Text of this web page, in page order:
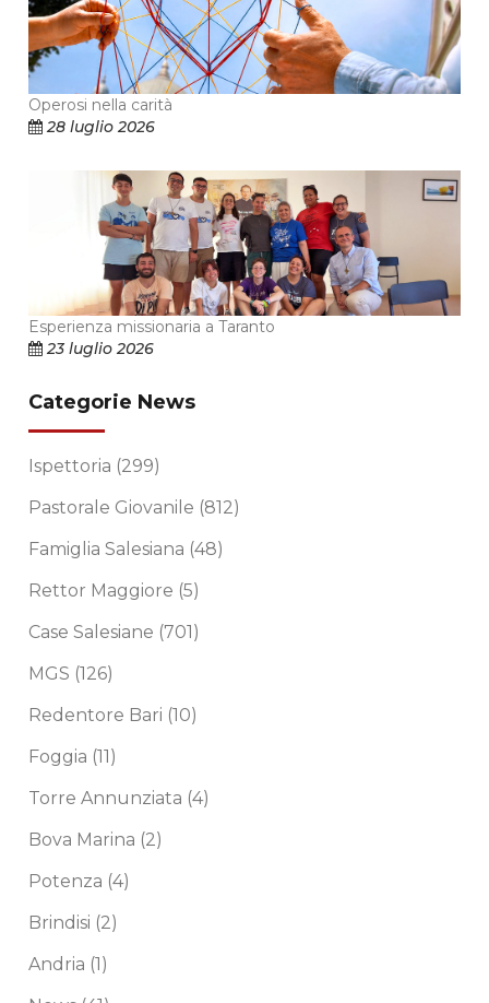
Operosi nella carità
28 luglio 2026
Esperienza missionaria a Taranto
23 luglio 2026
Categorie News
Ispettoria (299)
Pastorale Giovanile (812)
Famiglia Salesiana (48)
Rettor Maggiore (5)
Case Salesiane (701)
MGS (126)
Redentore Bari (10)
Foggia (11)
Torre Annunziata (4)
Bova Marina (2)
Potenza (4)
Brindisi (2)
Andria (1)